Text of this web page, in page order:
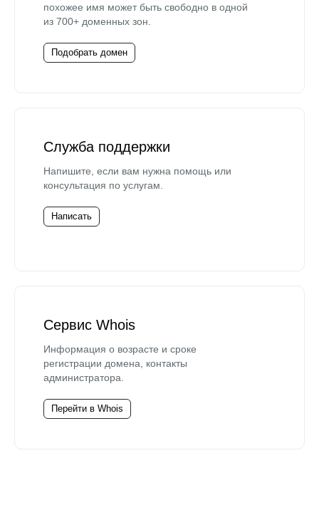
похожее имя может быть свободно в одной
из 700+ доменных зон.
Подобрать домен
Служба поддержки
Напишите, если вам нужна помощь или
консультация по услугам.
Написать
Сервис Whois
Информация о возрасте и сроке
регистрации домена, контакты
администратора.
Перейти в Whois